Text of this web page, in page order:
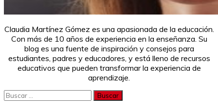
Claudia Martínez Gómez es una apasionada de la educación.
Con más de 10 años de experiencia en la enseñanza. Su
blog es una fuente de inspiración y consejos para
estudiantes, padres y educadores, y está lleno de recursos
educativos que pueden transformar la experiencia de
aprendizaje.
Buscar: